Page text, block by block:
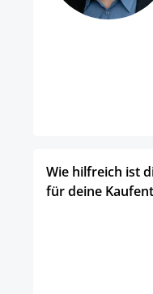
Wie hilfreich ist
für deine